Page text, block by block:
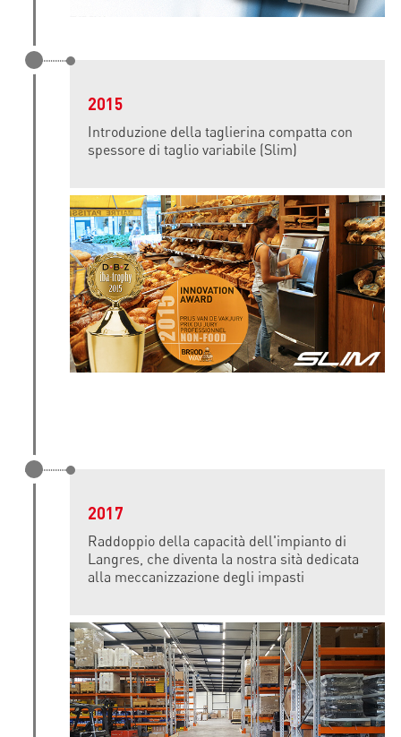
2015
Introduzione della taglierina compatta con
spessore di taglio variabile (Slim)
2017
Raddoppio della capacità dell'impianto di
Langres, che diventa la nostra sità dedicata
alla meccanizzazione degli impasti